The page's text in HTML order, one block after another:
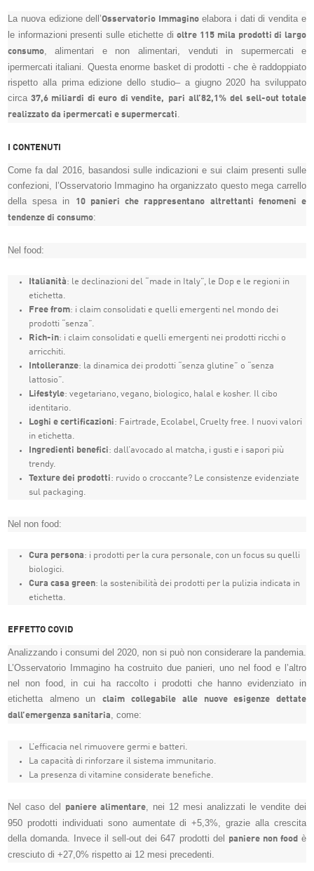
La nuova edizione dell’Osservatorio Immaginoelabora i dati di vendita e
le informazioni presenti sulle etichette dioltre 115 mila prodotti di largo
consumo, alimentari e non alimentari, venduti in supermercati e
ipermercati italiani. Questa enorme basket di prodotti - che è raddoppiato
rispetto alla prima edizione dello studio– a giugno 2020 ha sviluppato
circa37,6 miliardi di euro di vendite, pari all’82,1% del sell-out totale
realizzato da ipermercati e supermercati
I CONTENUTI
Come fa dal 2016, basandosi sulle indicazioni e sui claim presenti sulle
confezioni, l’Osservatorio Immagino ha organizzato questo mega carrello
della spesa in
10 panieri che rappresentano altrettanti fenomeni e
tendenze di consumo:
Nel food:
Italianità: le declinazioni del “made in Italy”, le Dop e le regioni in
etichetta.
Free from: i claim consolidati e quelli emergenti nel mondo dei
prodotti “senza”.
Rich-in: i claim consolidati e quelli emergenti nei prodotti ricchi o
arricchiti.
Intolleranze: la dinamica dei prodotti “senza glutine” o “senza
lattosio”.
Lifestyle: vegetariano, vegano, biologico, halal e kosher. Il cibo
identitario.
Loghi e certificazioni: Fairtrade, Ecolabel, Cruelty free. I nuovi valori
in etichetta.
Ingredienti benefici: dall’avocado al matcha, i gusti e i sapori più
trendy.
Texture dei prodotti: ruvido o croccante? Le consistenze evidenziate
sul packaging.
Nel non food:
Cura persona: i prodotti per la cura personale, con un focus su quelli
biologici.
Cura casa green: la sostenibilità dei prodotti per la pulizia indicata in
etichetta.
EFFETTO COVID
Analizzando i consumi del 2020, non si può non considerare la pandemia.
L’Osservatorio Immagino ha costruito due panieri, uno nel food e l’altro
nel non food, in cui ha raccolto i prodotti che hanno evidenziato in
etichetta almeno unclaim collegabile alle nuove esigenze dettate
dall’emergenza sanitaria
, come:
L’efficacia nel rimuovere germi e batteri.
La capacità di rinforzare il sistema immunitario.
La presenza di vitamine considerate benefiche.
Nel caso del paniere alimentare , nei 12 mesi analizzati le vendite dei
950 prodotti individuati sono aumentate di +5,3%, grazie alla crescita
della domanda. Invece il sell-out dei 647 prodotti del
paniere non foodè
cresciuto di +27,0% rispetto ai 12 mesi precedenti.